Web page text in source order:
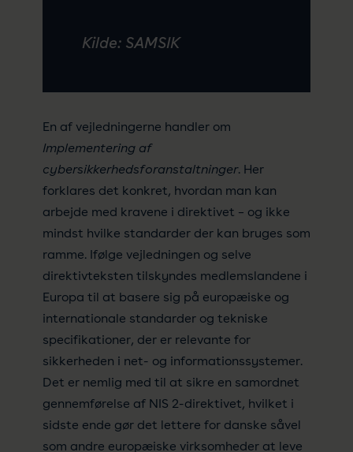
Kilde: SAMSIK
En af vejledningerne handler om
Implementering af
cybersikkerhedsforanstaltninger. Her
forklares det konkret, hvordan man kan
arbejde med kravene i direktivet – og ikke
mindst hvilke standarder der kan bruges som
ramme. Ifølge vejledningen og selve
direktivteksten tilskyndes medlemslandene i
Europa til at basere sig på europæiske og
internationale standarder og tekniske
specifikationer, der er relevante for
sikkerheden i net- og informationssystemer.
Det er nemlig med til at sikre en samordnet
gennemførelse af NIS 2-direktivet, hvilket i
sidste ende gør det lettere for danske såvel
som andre europæiske virksomheder at leve